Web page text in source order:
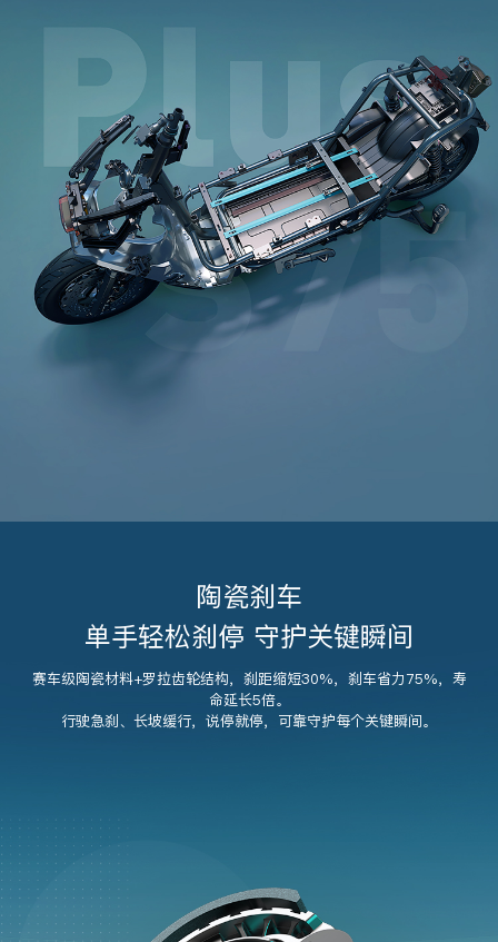
陶瓷刹车
单手轻松刹停 守护关键瞬间
赛车级陶瓷材料+罗拉齿轮结构，刹距缩短30%，刹车省力75%，寿
命延长5倍。
行驶急刹、长坡缓行，说停就停，可靠守护每个关键瞬间。